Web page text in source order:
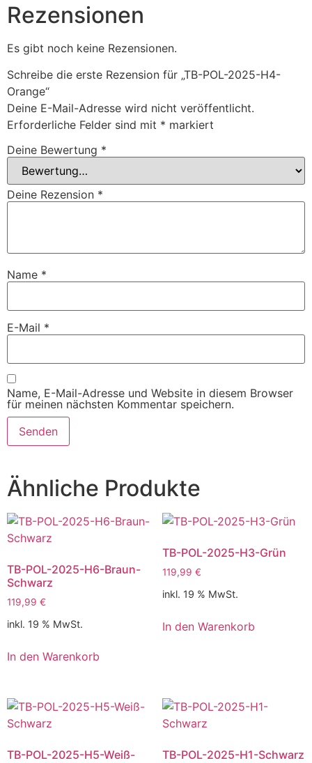
Rezensionen
Es gibt noch keine Rezensionen.
Schreibe die erste Rezension für „TB-POL-2025-H4-
Orange“
Deine E-Mail-Adresse wird nicht veröffentlicht.
Erforderliche Felder sind mit * markiert
Deine Bewertung *
Deine Rezension *
Name *
E-Mail *
Name, E-Mail-Adresse und Website in diesem Browser
für meinen nächsten Kommentar speichern.
Ähnliche Produkte
TB-POL-2025-H6-Braun-
Schwarz
119,99 €
inkl. 19 % MwSt.
In den Warenkorb
TB-POL-2025-H3-Grün
119,99 €
inkl. 19 % MwSt.
In den Warenkorb
TB-POL-2025-H5-Weiß-
TB-POL-2025-H1-Schwarz